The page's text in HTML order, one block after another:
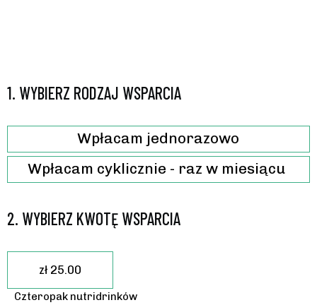
1. WYBIERZ RODZAJ WSPARCIA
Wpłacam jednorazowo
Wpłacam cyklicznie - raz w miesiącu
2. WYBIERZ KWOTĘ WSPARCIA
zł 25.00
Czteropak nutridrinków